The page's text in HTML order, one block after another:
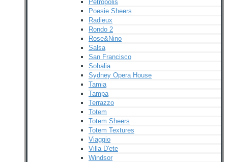
Petropolis
Poesie Sheers
Radieux
Rondo 2
Rose&Nino
Salsa
San Francisco
Sohalia
Sydney Opera House
Tamia
Tampa
Terrazzo
Totem
Totem Sheers
Totem Textures
Viaggio
Villa D'ete
Windsor